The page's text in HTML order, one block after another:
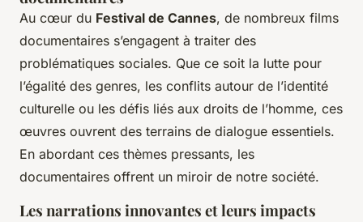
Au cœur du Festival de Cannes, de nombreux films
documentaires s’engagent à traiter des
problématiques sociales. Que ce soit la lutte pour
l’égalité des genres, les conflits autour de l’identité
culturelle ou les défis liés aux droits de l’homme, ces
œuvres ouvrent des terrains de dialogue essentiels.
En abordant ces thèmes pressants, les
documentaires offrent un miroir de notre société.
Les narrations innovantes et leurs impacts